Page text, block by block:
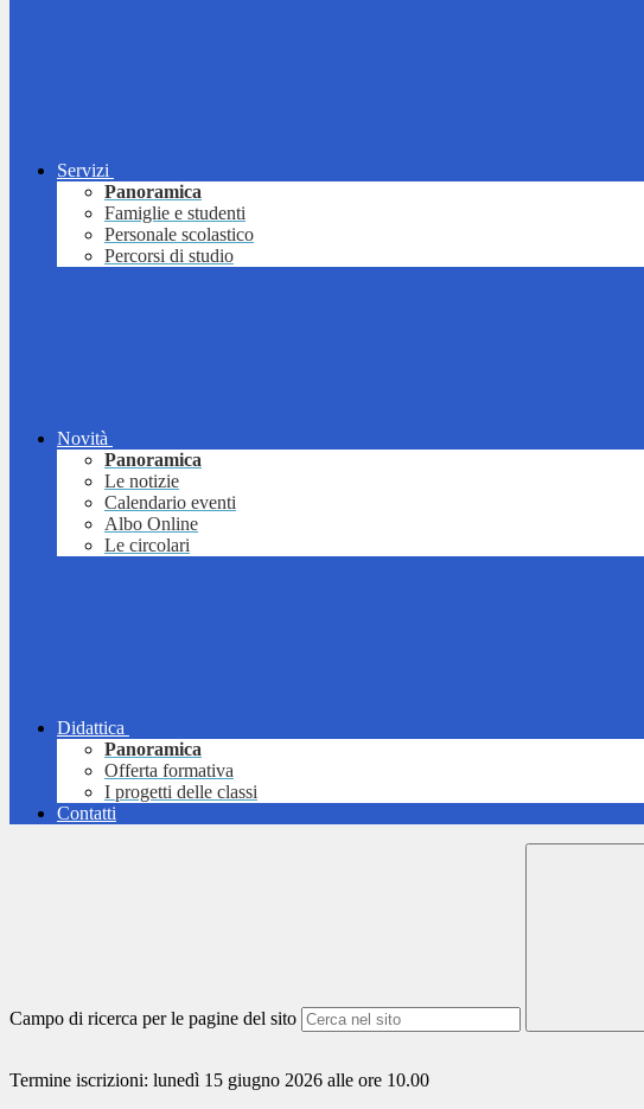
Servizi
Panoramica
Famiglie e studenti
Personale scolastico
Percorsi di studio
Novità
Panoramica
Le notizie
Calendario eventi
Albo Online
Le circolari
Didattica
Panoramica
Offerta formativa
I progetti delle classi
Contatti
Campo di ricerca per le pagine del sito
Termine iscrizioni: lunedì 15 giugno 2026 alle ore 10.00